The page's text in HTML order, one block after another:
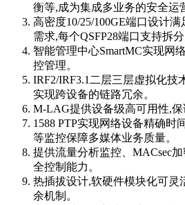
衡等,成为集成多业务的安全运
高密度10/25/100GE端口设计
需求,每个QSFP28端口支持拆分
智能管理中心SmartMC实现网
控管理。
IRF2/IRF3.1二层三层虚拟化技
实现跨设备的链路冗余。
M-LAG提供设备级高可用性,保
1588 PTP实现网络设备精确时
等监控保障多媒体业务质量。
提供流量分析监控、MACsec
全控制能力。
热插拔设计,软硬件模块化可灵
余机制。